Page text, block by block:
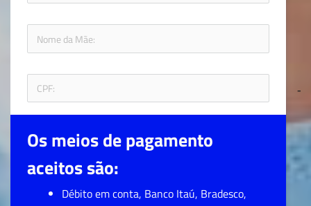
icon-
Os meios de pagamento
aceitos são:
Débito em conta, Banco Itaú, Bradesco,